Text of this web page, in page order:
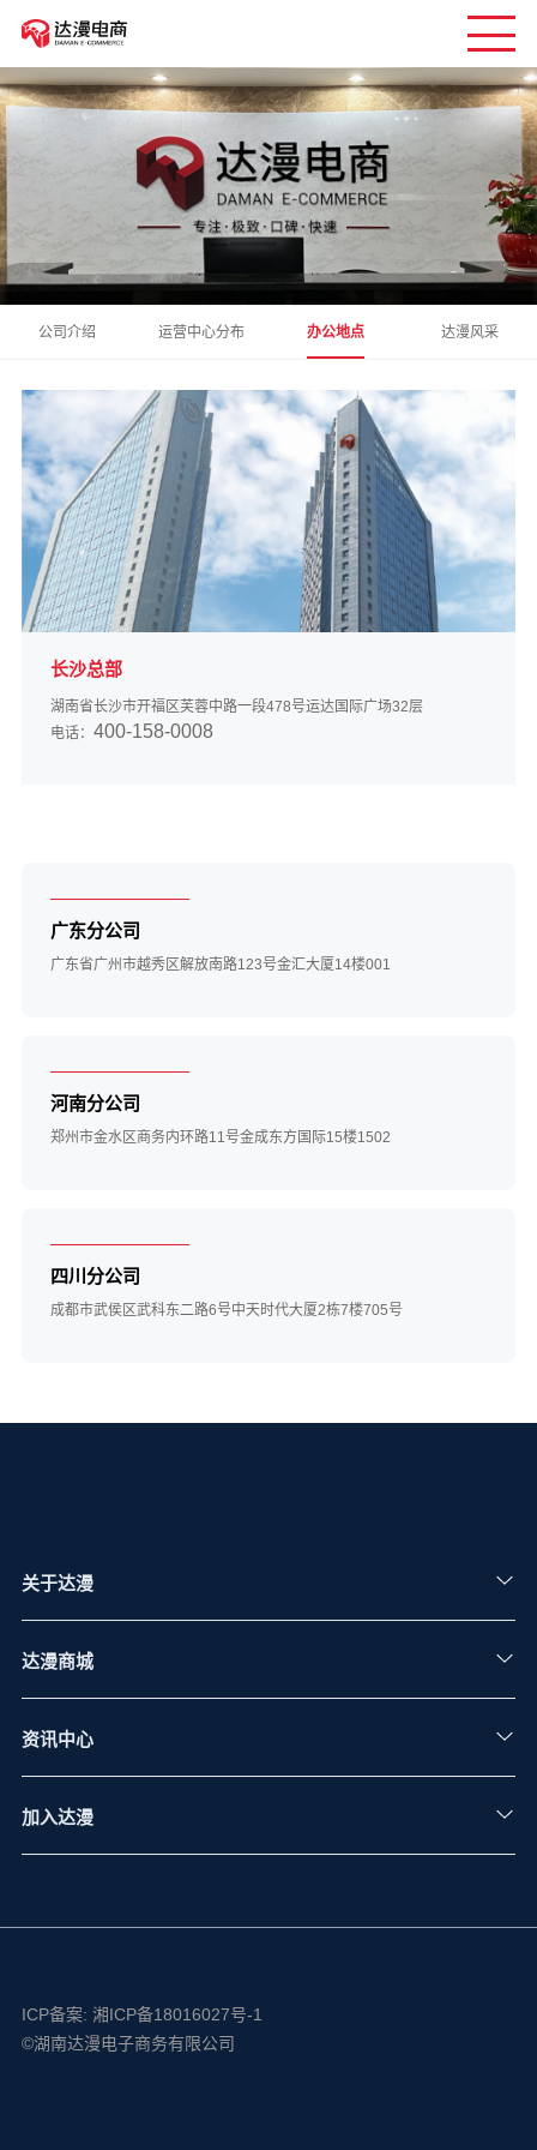
公司介绍 运营中心分布 办公地点 达漫风采
长沙总部
湖南省长沙市开福区芙蓉中路一段478号运达国际广场32层
电话： 400-158-0008
广东分公司
广东省广州市越秀区解放南路123号金汇大厦14楼001
河南分公司
郑州市金水区商务内环路11号金成东方国际15楼1502
四川分公司
成都市武侯区武科东二路6号中天时代大厦2栋7楼705号
关于达漫
运营中心分布
办公地点
达漫风采
达漫商城
核心优势
服务场景
商品品牌
资讯中心
达漫公告
加入达漫
ICP备案: 湘ICP备18016027号-1
©湖南达漫电子商务有限公司